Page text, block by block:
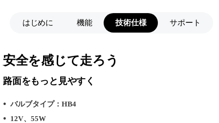
はじめに 機能 技術仕様 サポート
安全を感じて走ろう
路面をもっと見やすく
バルブタイプ：HB4
12V、55W